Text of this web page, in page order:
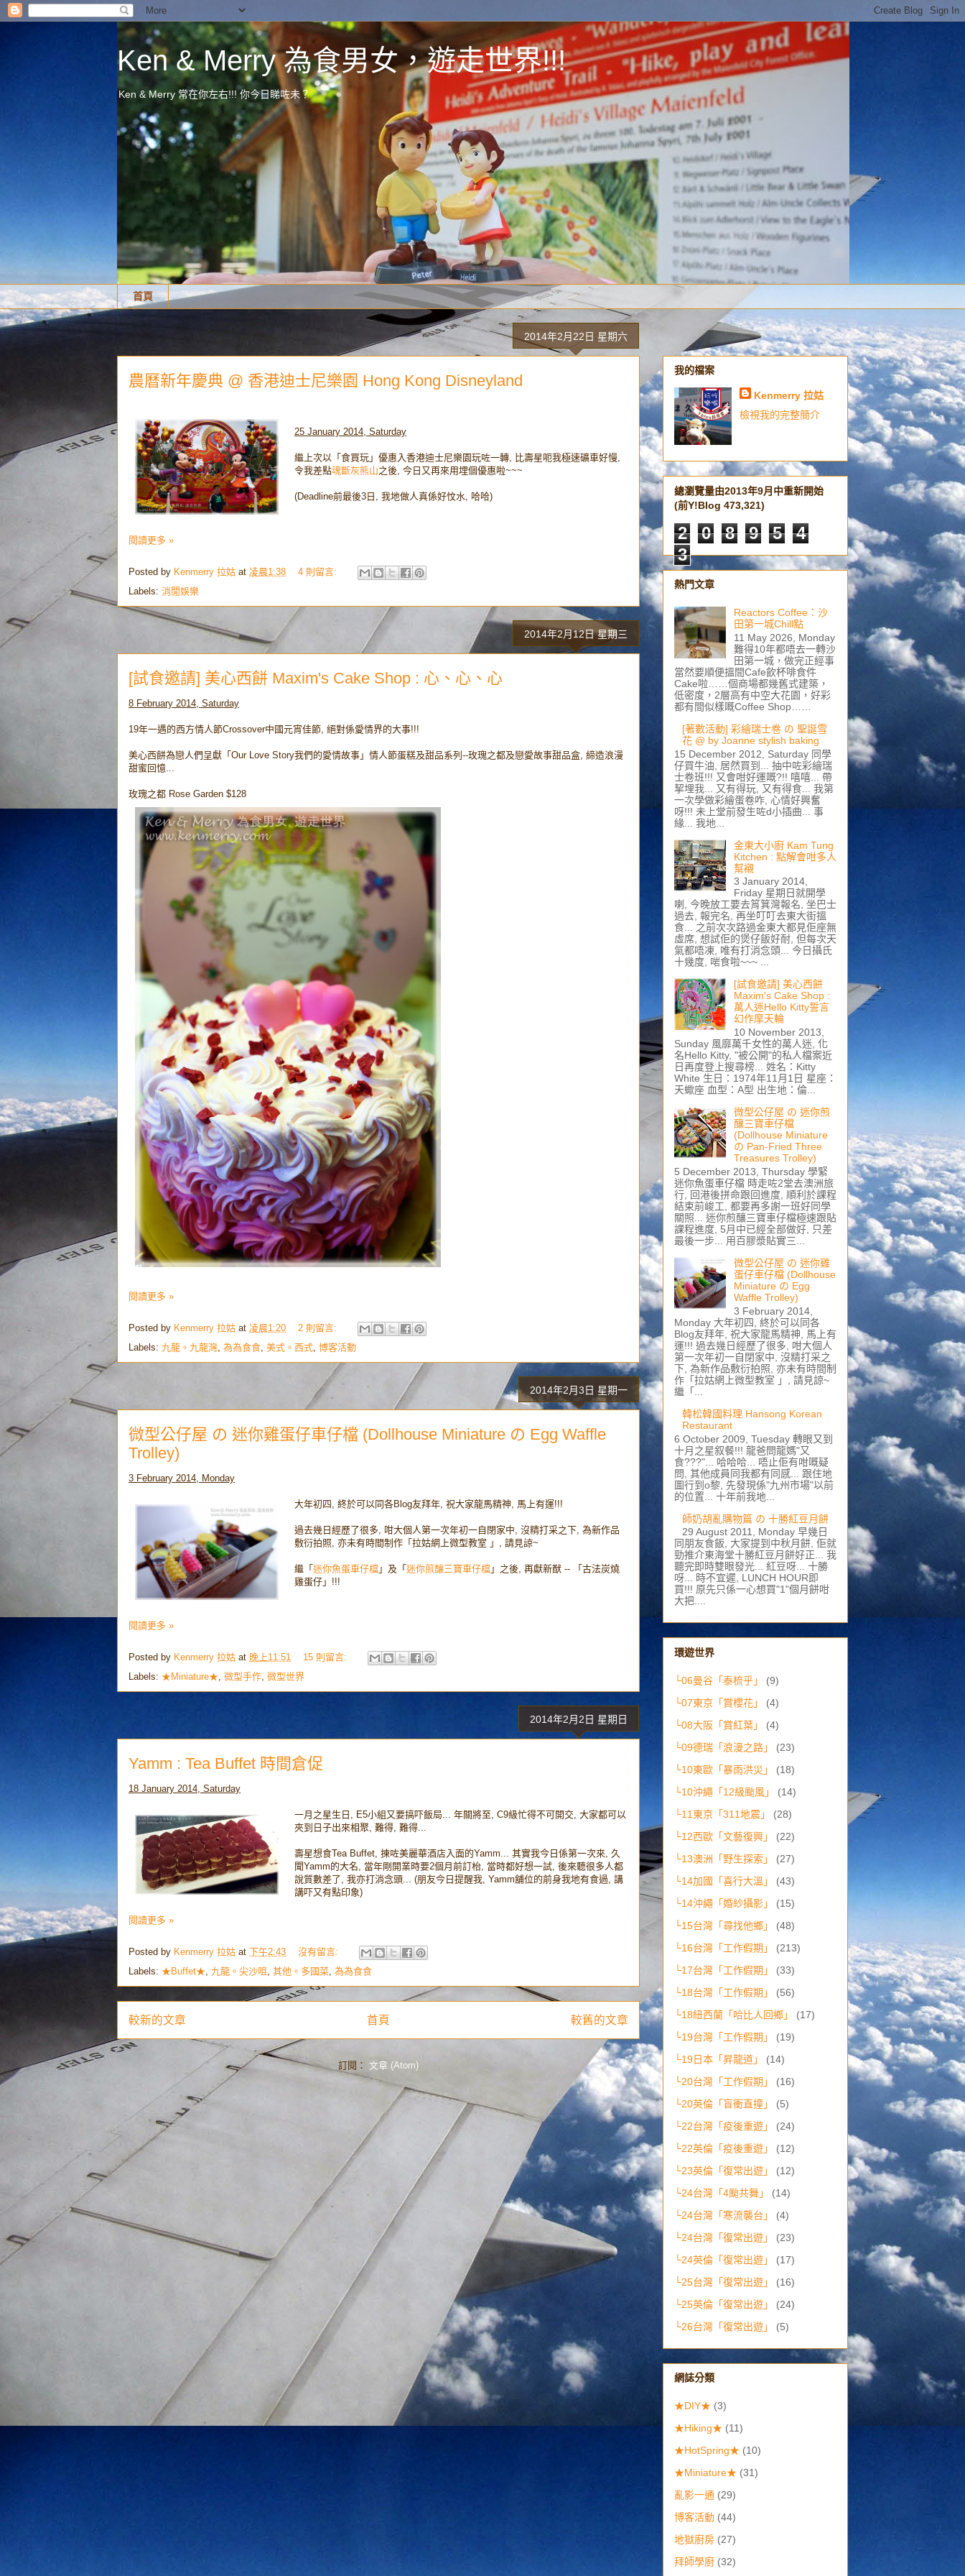
Ken & Merry 為食男女，遊走世界!!!
Ken & Merry 常在你左右!!! 你今日睇咗未？
首頁
2014年2月22日 星期六
農曆新年慶典 @ 香港迪士尼樂園 Hong Kong Disneyland
25 January 2014, Saturday
繼上次以「食買玩」優惠入香港迪士尼樂園玩咗一轉, 比壽星呃我極速礦車好慢,
令我差點魂斷灰熊山之後, 今日又再來用埋個優惠啦~~~
(Deadline前最後3日, 我地做人真係好忟水, 哈哈)
閱讀更多 »
Posted by Kenmerry 拉姑 at 凌晨1:38
4 則留言:
Labels: 消閒娛樂
2014年2月12日 星期三
[試食邀請] 美心西餅 Maxim's Cake Shop : 心、心、心
8 February 2014, Saturday
19年一遇的西方情人節Crossover中國元宵佳節, 絕對係愛情界的大事!!!
美心西餅為戀人們呈獻「Our Love Story我們的愛情故事」情人節蛋糕及甜品系列--玫瑰之都及戀愛故事甜品盒, 締造浪漫
甜蜜回憶...
玫瑰之都 Rose Garden $128
閱讀更多 »
Posted by Kenmerry 拉姑 at 凌晨1:20
2 則留言:
Labels: 九龍。九龍灣 為為食食 美式。西式 博客活動
2014年2月3日 星期一
微型公仔屋 の 迷你雞蛋仔車仔檔 (Dollhouse Miniature の Egg Waffle
Trolley)
3 February 2014, Monday
大年初四, 終於可以同各Blog友拜年, 祝大家龍馬精神, 馬上有運!!!
過去幾日經歷了很多, 咁大個人第一次年初一自閉家中, 沒精打采之下, 為新作品
敷衍拍照, 亦未有時間制作「拉姑網上微型教室 」, 請見諒~
繼「 迷你魚蛋車仔檔 」及「 迷你煎釀三寶車仔檔 」之後, 再獻新猷 -- 「古法炭燒
雞蛋仔」!!!
閱讀更多 »
Posted by Kenmerry 拉姑 at 晚上11:51
15 則留言:
Labels: ★Miniature★ 微型手作 微型世界
2014年2月2日 星期日
Yamm : Tea Buffet 時間倉促
18 January 2014, Saturday
一月之星生日, E5小組又要搞吓飯局... 年關將至, C9級忙得不可開交, 大家都可以
夾到日子出來相聚, 難得, 難得...
壽星想食Tea Buffet, 揀咗美麗華酒店入面的Yamm... 其實我今日係第一次來, 久
聞Yamm的大名, 當年剛開業時要2個月前訂枱, 當時都好想一試, 後來聽很多人都
說質數差了, 我亦打消念頭... (朋友今日提醒我, Yamm舖位的前身我地有食過, 講
講吓又有點印象)
閱讀更多 »
Posted by Kenmerry 拉姑 at 下午2:43
沒有留言:
Labels: ★Buffet★ 九龍。尖沙咀 其他。多國菜 為為食食
較新的文章 較舊的文章
首頁
訂閱： 文章 (Atom)
我的檔案
Kenmerry 拉姑
檢視我的完整簡介
總瀏覽量由2013年9月中重新開始
(前Y!Blog 473,321)
2 0 8 9 5
4
3
熱門文章
Reactors Coffee：沙
田第一城Chill點
11 May 2026, Monday
難得10年都唔去一轉沙
田第一城，做完正經事
當然要順便搵間Cafe飲杯啡食件
Cake啦……個商場都幾舊式建築，
低密度，2層高有中空大花園，好彩
都有間似樣嘅Coffee Shop……
[著數活動] 彩繪瑞士卷 の 聖誕雪
花 @ by Joanne stylish baking
15 December 2012, Saturday 同學
仔買牛油, 居然買到... 抽中咗彩繪瑞
士卷班!!! 又會咁好運嘅?!! 嘻嘻... 帶
挈埋我... 又有得玩, 又有得食... 我第
一次學做彩繪蛋卷咋, 心情好興奮
呀!!! 未上堂前發生咗d小插曲... 事
緣... 我地...
金東大小廚 Kam Tung
Kitchen : 點解會咁多人
幫襯
3 January 2014,
Friday 星期日就開學
喇, 今晚放工要去筲箕灣報名, 坐巴士
過去, 報完名, 再坐叮叮去東大街搵
食... 之前次次路過金東大都見佢座無
虛席, 想試佢的煲仔飯好耐, 但每次天
氣都唔凍, 唯有打消念頭... 今日攝氏
十幾度, 啱食啦~~~ ...
[試食邀請] 美心西餅
Maxim's Cake Shop :
萬人迷Hello Kitty誓言
幻作摩天輪
10 November 2013,
Sunday 風靡萬千女性的萬人迷, 化
名Hello Kitty, "被公開"的私人檔案近
日再度登上搜尋榜... 姓名：Kitty
White 生日：1974年11月1日 星座：
天蠍座 血型：A型 出生地：倫...
微型公仔屋 の 迷你煎
釀三寶車仔檔
(Dollhouse Miniature
の Pan-Fried Three
Treasures Trolley)
5 December 2013, Thursday 學緊
迷你魚蛋車仔檔 時走咗2堂去澳洲旅
行, 回港後拼命跟回進度, 順利於課程
結束前峻工, 都要再多謝一班好同學
關照... 迷你煎釀三寶車仔檔極速跟貼
課程進度, 5月中已經全部做好, 只差
最後一步... 用百膠漿貼實三...
微型公仔屋 の 迷你雞
蛋仔車仔檔 (Dollhouse
Miniature の Egg
Waffle Trolley)
3 February 2014,
Monday 大年初四, 終於可以同各
Blog友拜年, 祝大家龍馬精神, 馬上有
運!!! 過去幾日經歷了很多, 咁大個人
第一次年初一自閉家中, 沒精打采之
下, 為新作品敷衍拍照, 亦未有時間制
作「拉姑網上微型教室 」, 請見諒~
繼「...
韓松韓國料理 Hansong Korean
Restaurant
6 October 2009, Tuesday 轉眼又到
十月之星叙餐!!! 龍爸問龍媽"又
食???"... 哈哈哈... 唔止佢有咁嘅疑
問, 其他成員同我都有同感... 跟住地
圖行到o黎, 先發現係"九州市場"以前
的位置... 十年前我地...
師奶胡亂購物篇 の 十勝紅豆月餅
29 August 2011, Monday 早幾日
同朋友食飯, 大家提到中秋月餅, 佢就
勁推介東海堂十勝紅豆月餅好正... 我
聽完即時雙眼發光... 紅豆呀... 十勝
呀... 時不宜遲, LUNCH HOUR即
買!!! 原先只係一心想買"1"個月餅咁
大把....
環遊世界
└06曼谷「泰梳乎」
(9)
└07東京「賞櫻花」
(4)
└08大阪「賞紅葉」
(4)
└09德瑞「浪漫之路」
(23)
└10東歐「暴雨洪災」
(18)
└10沖繩「12級颱風」
(14)
└11東京「311地震」
(28)
└12西歐「文藝復興」
(22)
└13澳洲「野生探索」
(27)
└14加國「喜行大溫」
(43)
└14沖繩「婚紗攝影」
(15)
└15台灣「尋找他鄉」
(48)
└16台灣「工作假期」
(213)
└17台灣「工作假期」
(33)
└18台灣「工作假期」
(56)
└18紐西蘭「哈比人回鄉」
(17)
└19台灣「工作假期」
(19)
└19日本「昇龍道」
(14)
└20台灣「工作假期」
(16)
└20英倫「盲衝直撞」
(5)
└22台灣「疫後重遊」
(24)
└22英倫「疫後重遊」
(12)
└23英倫「復常出遊」
(12)
└24台灣「4颱共舞」
(14)
└24台灣「寒流襲台」
(4)
└24台灣「復常出遊」
(23)
└24英倫「復常出遊」
(17)
└25台灣「復常出遊」
(16)
└25英倫「復常出遊」
(24)
└26台灣「復常出遊」
(5)
網誌分類
★DIY★ (3)
★Hiking★ (11)
★HotSpring★ (10)
★Miniature★ (31)
亂影一通 (29)
博客活動 (44)
地獄廚房 (27)
拜師學廚 (32)